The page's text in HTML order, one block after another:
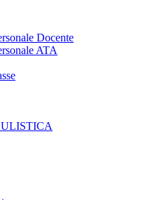
Docente
ATA